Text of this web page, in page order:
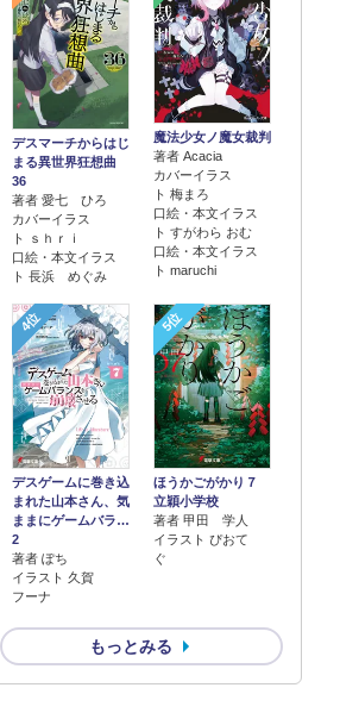
デスマーチからはじ
まる異世界狂想曲
36
著者 愛七 ひろ
カバーイラス
ト ｓｈｒｉ
口絵・本文イラス
ト 長浜 めぐみ
魔法少女ノ魔女裁判
著者 Acacia
カバーイラス
ト 梅まろ
口絵・本文イラス
ト すがわら おむ
口絵・本文イラス
ト maruchi
4位
デスゲームに巻き込
まれた山本さん、気
ままにゲームバラ…
2
著者 ぽち
イラスト 久賀
フーナ
5位
ほうかごがかり７
立穎小学校
著者 甲田 学人
イラスト ぴおて
ぐ
もっとみる